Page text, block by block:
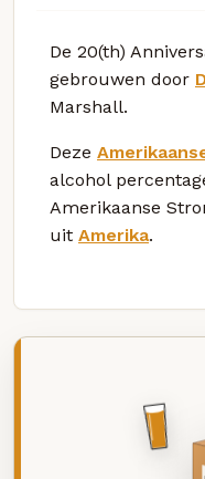
De 20(th)
gebrouwen door
Marshall.
Deze
alcohol
Amerikaanse
uit Amerika.